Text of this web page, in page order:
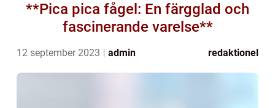
**Pica pica fågel: En färgglad och
fascinerande varelse**
12 september 2023 admin redaktionel